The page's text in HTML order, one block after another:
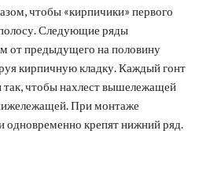
чтобы «кирпичики» первого
Следующие ряды
от предыдущего на половину
кирпичную кладку. Каждый гонт
так, чтобы нахлест вышележащей
При монтаже
одновременно крепят нижний ряд.